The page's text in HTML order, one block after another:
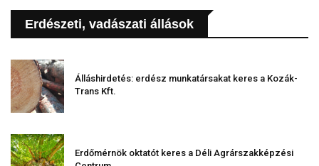
Erdészeti, vadászati állások
Álláshirdetés: erdész munkatársakat keres a Kozák-
Trans Kft.
Erdőmérnök oktatót keres a Déli Agrárszakképzési